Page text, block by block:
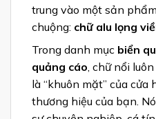
trung vào một sản
chuộng: chữ alu lọng
Trong danh mục biển
quảng cáo , chữ nổi
là “khuôn mặt” của cửa
thương hiệu của bạn.